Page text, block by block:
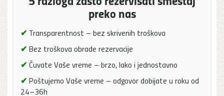
preko nas
✔ Transparentnost – bez skrivenih troškova
✔ Bez troškova obrade rezervacije
✔ Čuvate Vaše vreme – brzo, lako i jednostavno
✔ Poštujemo Vaše vreme – odgovor dobijate u roku od
24–36h